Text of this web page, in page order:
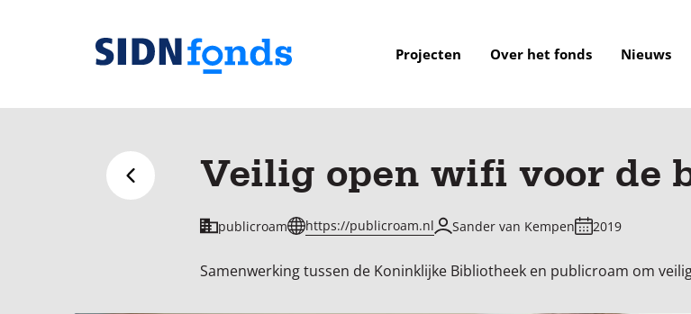
Sla de navigatie over en ga naar de inhoud
van
fonds
Projecten Over het fonds Nieuws
Terug naar overzicht Veilig open wifi voor de
publicroam https://publicroam.nl Sander van Kempen 2019
Samenwerking tussen de Koninklijke Bibliotheek en publicroam om